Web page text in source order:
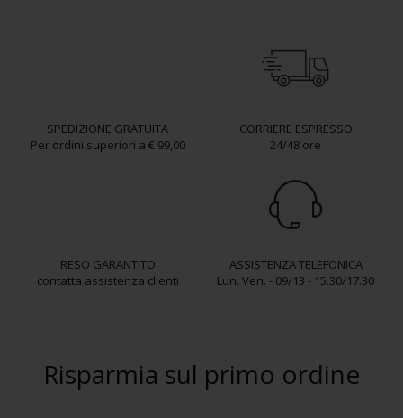
SPEDIZIONE GRATUITA
Per ordini superiori a € 99,00
CORRIERE ESPRESSO
24/48 ore
RESO GARANTITO
contatta assistenza clienti
ASSISTENZA TELEFONICA
Lun. Ven. - 09/13 - 15.30/17.30
Risparmia sul primo ordine